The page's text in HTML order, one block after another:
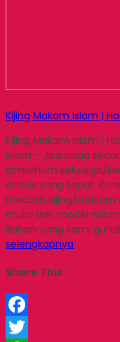
Kijing Makam Islam |
Kijing Makam Islam |
Islam – Jika anda
almarhum keluarga/
disitus yang tepat.
macam kijing/makam
mulai dari model
Bahan yang kami
selengkapnya
Share This :
Facebook